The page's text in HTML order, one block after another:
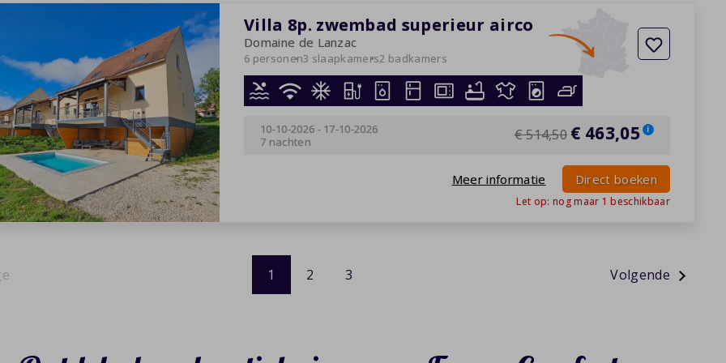
Villa 8p. zwembad superieur airco
Domaine de Lanzac
6 personen3 slaapkamers2 badkamers
10-10-2026 - 17-10-2026
7 nachten
€ 514,50 € 463,05 i
Meer informatie Direct boeken
Let op: nog maar 1 beschikbaar
1 2 3